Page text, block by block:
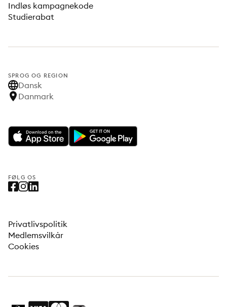
Indløs kampagnekode
Studierabat
SPROG OG REGION
Dansk
Danmark
FØLG OS
Privatlivspolitik
Medlemsvilkår
Cookies